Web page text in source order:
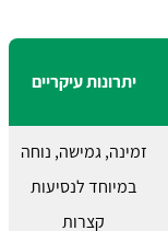
יתרונות עיקריים
זמינה, גמישה, נוחה
במיוחד לנסיעות
קצרות